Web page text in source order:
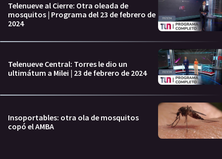
Telenueve al Cierre: Otra oleada de
mosquitos | Programa del 23 de febrero de
2024
Telenueve Central: Torres le dio un
ultimátum a Milei | 23 de febrero de 2024
Insoportables: otra ola de mosquitos
copó el AMBA